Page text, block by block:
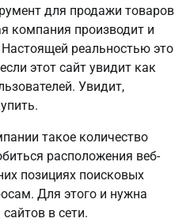
для продажи товаров
компания производит и
реальностью это
этот сайт увидит как
Увидит,
такое количество
расположения веб-
позициях поисковых
Для этого и нужна
в сети.